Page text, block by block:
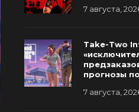
Новые Арт-Работы GTA 6
Опубликованы Перед
Трейлера №3
6 августа, 2026 0
7 августа,
Take-Two
прогнозы
7 августа,